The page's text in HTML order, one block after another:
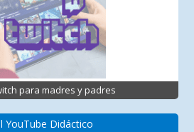
para madres y padres
YouTube Didáctico